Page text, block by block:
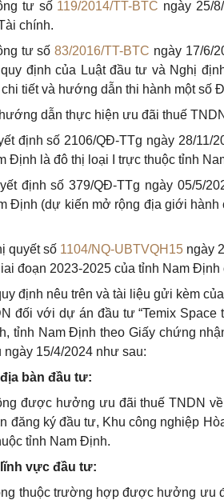
tư số 119/2014/TT-BTC ngày 25/
chính.
tư số83/2016/TT-BTC ngày 17/6/
định của Luật đầu tư và Nghị
tiết và hướng dẫn thi hành một số
dẫn thực hiện ưu đãi thuế
định số 2106/QĐ-TTg ngày 28/11/
Định là đô thị loại I trực thuộc tỉnh
định số 379/QĐ-TTg ngày 05/5/
Định (dự kiến mở rộng địa giới
quyết số 1104/NQ-UBTVQH15 ngày
đoạn 2023-2025 của tỉnh Nam
định nêu trên và tài liệu gửi kèm
đối với dự án đầu tư “Temix Space
tỉnh Nam Định theo Giấy chứng
15/4/2024 như sau:
bàn đầu tư:
được hưởng ưu đãi thuế TNDN
đăng ký đầu tư, Khu công nghiệp
tỉnh Nam Định.
vực đầu tư:
thuộc trường hợp được hưởng ưu